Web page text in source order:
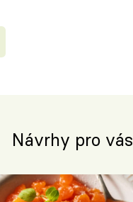
Návrhy pro vás